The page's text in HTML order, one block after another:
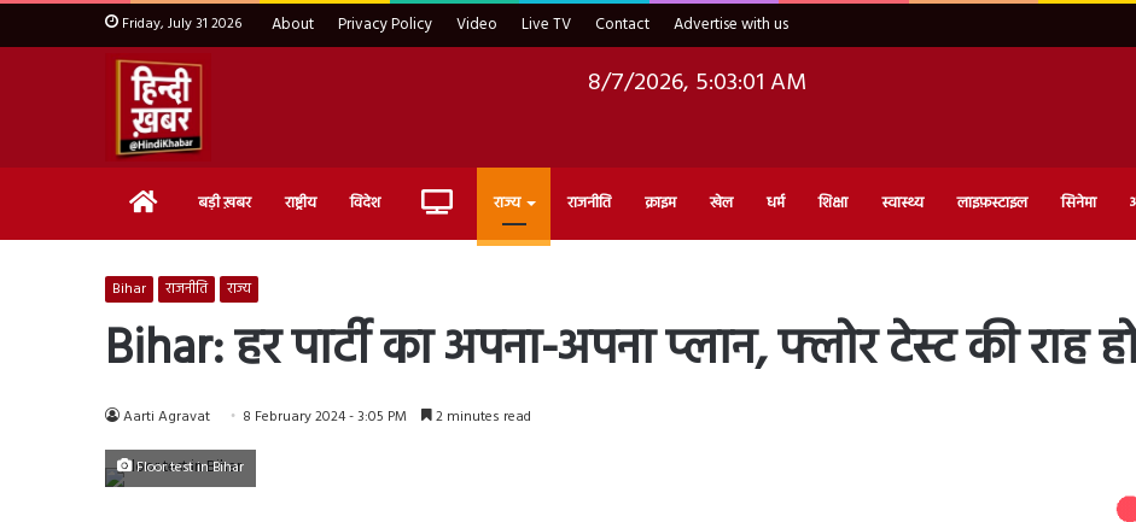
Friday, July 31 2026 About Privacy Policy Video Live TV Contact Advertise with us
8/7/2026, 5:03:03 AM
Home बड़ी ख़बर राष्ट्रीय विदेश Live राज्य राजनीति क्राइम खेल धर्म शिक्षा स्वास्थ्य लाइफ़स्टाइल सिनेमा
Bihar राजनीति राज्य
Bihar: हर पार्टी का अपना-अपना प्लान, फ्लोर टेस्ट की राह
Aarti Agravat 8 February 2024 - 3:05 PM 2 minutes read
Floor test in Bihar